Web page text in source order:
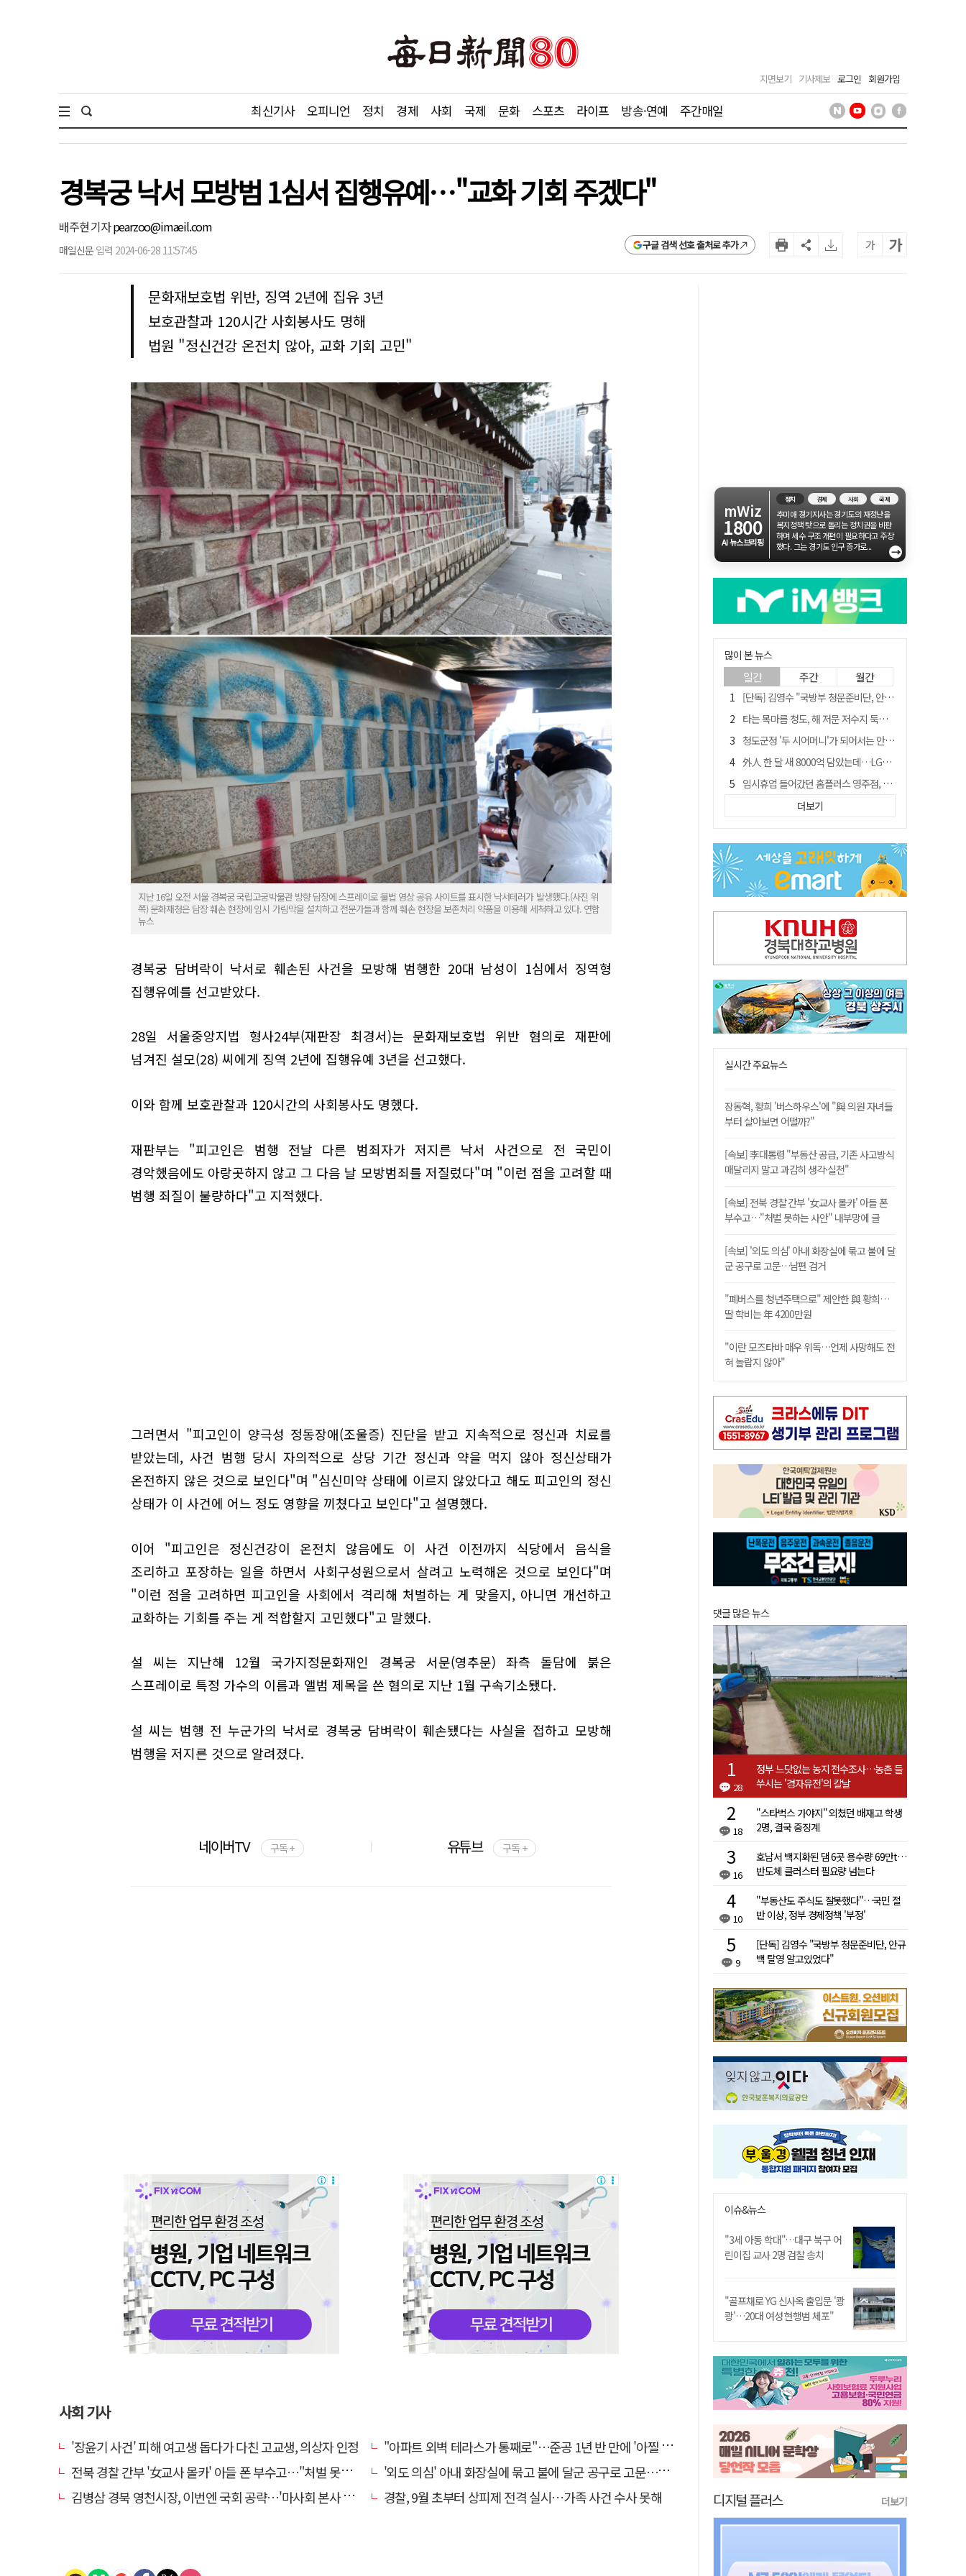
지면보기 기사제보 로그인 회원가입
최신기사 오피니언 정치 경제 사회 국제 문화 스포츠 라이프 방송·연예 주간매일
경복궁 낙서 모방범 1심서 집행유예…"교화 기회 주겠다"
배주현 기자pearzoo@imaeil.com
매일신문 입력 2024-06-28 11:57:45 구글 검색 선호 출처로 추가 가 가
문화재보호법 위반, 징역 2년에 집유 3년
보호관찰과 120시간 사회봉사도 명해
법원 "정신건강 온전치 않아, 교화 기회 고민"
지난 16일 오전 서울 경복궁 국립고궁박물관 방향 담장에 스프레이로 불법 영상 공유 사이트를 표시한 낙서테러가 발생했다.(사진 위
쪽) 문화재청은 담장 훼손 현장에 임시 가림막을 설치하고 전문가들과 함께 훼손 현장을 보존처리 약품을 이용해 세척하고 있다. 연합
뉴스
경복궁 담벼락이 낙서로 훼손된 사건을 모방해 범행한 20대 남성이 1심에서 징역형
집행유예를 선고받았다.
28일 서울중앙지법 형사24부(재판장 최경서)는 문화재보호법 위반 혐의로 재판에
넘겨진 설모(28) 씨에게 징역 2년에 집행유예 3년을 선고했다.
이와 함께 보호관찰과 120시간의 사회봉사도 명했다.
재판부는 "피고인은 범행 전날 다른 범죄자가 저지른 낙서 사건으로 전 국민이
경악했음에도 아랑곳하지 않고 그 다음 날 모방범죄를 저질렀다"며 "이런 점을 고려할 때
범행 죄질이 불량하다"고 지적했다.
그러면서 "피고인이 양극성 정동장애(조울증) 진단을 받고 지속적으로 정신과 치료를
받았는데, 사건 범행 당시 자의적으로 상당 기간 정신과 약을 먹지 않아 정신상태가
온전하지 않은 것으로 보인다"며 "심신미약 상태에 이르지 않았다고 해도 피고인의 정신
상태가 이 사건에 어느 정도 영향을 끼쳤다고 보인다"고 설명했다.
이어 "피고인은 정신건강이 온전치 않음에도 이 사건 이전까지 식당에서 음식을
조리하고 포장하는 일을 하면서 사회구성원으로서 살려고 노력해온 것으로 보인다"며
"이런 점을 고려하면 피고인을 사회에서 격리해 처벌하는 게 맞을지, 아니면 개선하고
교화하는 기회를 주는 게 적합할지 고민했다"고 말했다.
설 씨는 지난해 12월 국가지정문화재인 경복궁 서문(영추문) 좌측 돌담에 붉은
스프레이로 특정 가수의 이름과 앨범 제목을 쓴 혐의로 지난 1월 구속기소됐다.
설 씨는 범행 전 누군가의 낙서로 경복궁 담벼락이 훼손됐다는 사실을 접하고 모방해
범행을 저지른 것으로 알려졌다.
네이버TV 구독 + 유튜브 구독 +
사회 기사
'장윤기 사건' 피해 여고생 돕다가 다친 고교생, 의상자 인정
"아파트 외벽 테라스가 통째로"…준공 1년 반 만에 '아찔 사고'
전북 경찰 간부 '女교사 몰카' 아들 폰 부수고…"처벌 못하는 사안" 내부망에 글
'외도 의심' 아내 화장실에 묶고 불에 달군 공구로 고문…남편 검거
김병삼 경북 영천시장, 이번엔 국회 공략…'마사회 본사 이전·광역교통망 확충' 요청
경찰, 9월 초부터 상피제 전격 실시…가족 사건 수사 못해
mWiz
1800
AI 뉴스브리핑
정치 경제 사회 국제
추미애 경기지사는 경기도의 재정난을
복지정책 탓으로 돌리는 정치권을 비판
하며 세수 구조 개편이 필요하다고 주장
했다. 그는 경기도 인구 증가로...
→
많이 본 뉴스
일간 주간 월간
[단독] 김영수 "국방부 청문준비단, 안규백 탈영 알고있었다"
타는 목마름 청도, 해 저문 저수지 둑에 군수가 서 있었다
청도군정 '두 시어머니'가 되어서는 안된다
外人 한 달 새 8000억 담았는데…LG이노텍 목표주가는 왜 엇갈릴까
임시휴업 들어갔던 홈플러스 영주점, 7일 영업 재개…지하 1층만 운영
신세계사이먼, 대구 아울렛 토지매매 계약 체결… 사업 본궤도
"폐기 버스 개조해 청년주택" 與 황희…'딸 학비는 年 4200만원'
이의준 전 경북도 새마을봉사과장, 제28대 울릉군 부군수 취임
"상법개정해도 주주가 '봉'"…하이닉스 솔리다임 상장설에 술렁[개미와글와글]
더보기
실시간 주요뉴스
장동혁, 황희 '버스하우스'에 "與 의원 자녀들
부터 살아보면 어떨까?"
[속보] 李대통령 "부동산 공급, 기존 사고방식
매달리지 말고 과감히 생각·실천"
[속보] 전북 경찰 간부 '女교사 몰카' 아들 폰
부수고…"처벌 못하는 사안" 내부망에 글
[속보] '외도 의심' 아내 화장실에 묶고 불에 달
군 공구로 고문…남편 검거
"폐버스를 청년주택으로" 제안한 與 황희…
딸 학비는 年 4200만원
"이란 모즈타바 매우 위독…언제 사망해도 전
혀 놀랍지 않아"
댓글 많은 뉴스
28
정부 느닷없는 농지 전수조사…농촌 들
쑤시는 '경자유전'의 칼날
18
"스타벅스 가야지" 외쳤던 배재고 학생
2명, 결국 중징계
16
호남서 백지화된 댐 6곳 용수량 69만t…
반도체 클러스터 필요량 넘는다
10
"부동산도 주식도 잘못했다"…국민 절
반 이상, 정부 경제정책 '부정'
9
[단독] 김영수 "국방부 청문준비단, 안규
백 탈영 알고있었다"
이슈&뉴스
"3세 아동 학대"…대구 북구 어
린이집 교사 2명 검찰 송치
"골프채로 YG 신사옥 출입문 '쾅
쾅'…20대 여성 현행범 체포"
디지털 플러스 더보기